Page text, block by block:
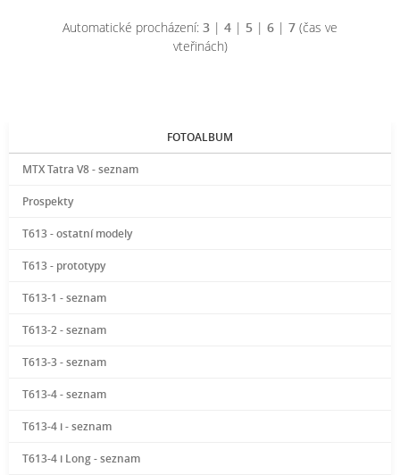
Automatické procházení: 3 | 4 | 5 | 6 | 7 (čas ve
vteřinách)
FOTOALBUM
MTX Tatra V8 - seznam
Prospekty
T613 - ostatní modely
T613 - prototypy
T613-1 - seznam
T613-2 - seznam
T613-3 - seznam
T613-4 - seznam
T613-4 i - seznam
T613-4 i Long - seznam